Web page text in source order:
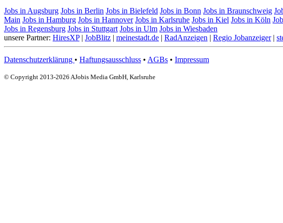
Jobs in Augsburg Jobs in Berlin Jobs in Bielefeld Jobs in Bonn Jobs in Braunschweig
Main Jobs in Hamburg Jobs in Hannover Jobs in Karlsruhe Jobs in Kiel Jobs in Köln
Jobs in Regensburg Jobs in Stuttgart Jobs in Ulm Jobs in Wiesbaden
unsere Partner: HiresXP| JobBlitz | meinestadt.de | RadAnzeigen | Regio Jobanzeiger|
Datenschutzerklärung • Haftungsausschluss • AGBs • Impressum
© Copyright 2013-2026 AJobis Media GmbH, Karlsruhe